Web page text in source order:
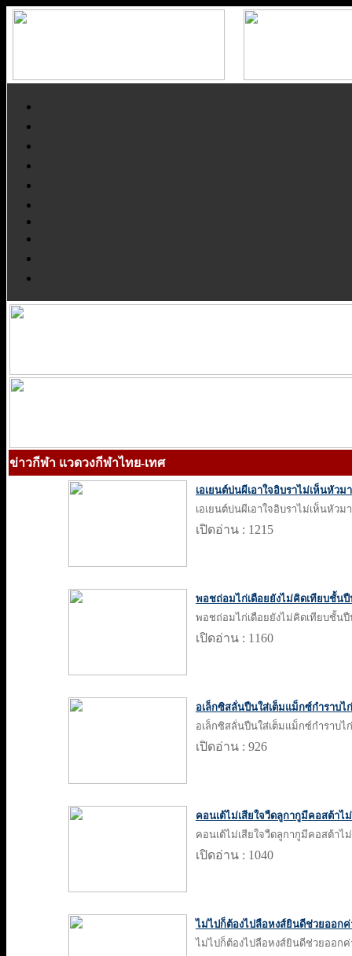
ข่าวกีฬา แวดวงกีฬาไทย-เทศ
เอเยนต์บ่นผีเอาใจอิบราไม่เห็นหัวม
เอเยนต์บ่นผีเอาใจอิบราไม่เห็นหัวม
เปิดอ่าน : 1215
พอชถ่อมไก่เดือยยังไม่คิดเทียบชั้น
พอชถ่อมไก่เดือยยังไม่คิดเทียบชั้น
เปิดอ่าน : 1160
อเล็กซิสลั่นปืนใส่เต็มแม็กซ์กำราบไ
อเล็กซิสลั่นปืนใส่เต็มแม็กซ์กำราบไ
เปิดอ่าน : 926
คอนเต้ไม่เสียใจวืดลูกากูมีคอสต้าไ
คอนเต้ไม่เสียใจวืดลูกากูมีคอสต้าไ
เปิดอ่าน : 1040
ไม่ไปก็ต้องไปลือหงส์ยินดีช่วยออกค่
ไม่ไปก็ต้องไปลือหงส์ยินดีช่วยออกค่